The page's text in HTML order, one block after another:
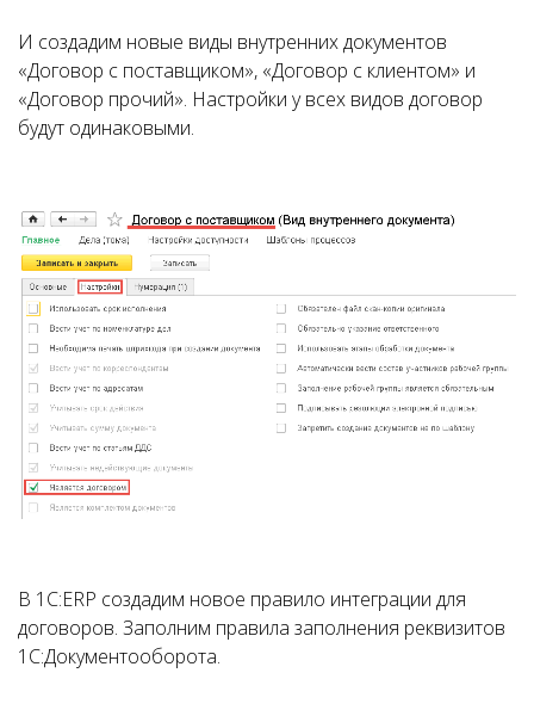
И создадим новые виды внутренних документов
«Договор с поставщиком», «Договор с клиентом» и
«Договор прочий». Настройки у всех видов договор
будут одинаковыми.
В 1С:ERP создадим новое правило интеграции для
договоров. Заполним правила заполнения реквизитов
1С:Документооборота.